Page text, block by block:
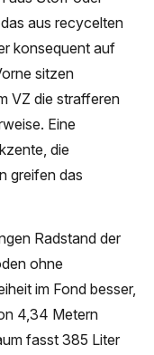
aus recycelten
konsequent auf
sitzen
VZ die strafferen
Eine
die
greifen das
Radstand der
ohne
im Fond besser,
4,34 Metern
fasst 385 Liter